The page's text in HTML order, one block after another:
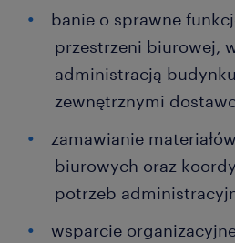
banie o sprawne
przestrzeni biurowej,
administracją
zewnętrznymi
zamawianie
biurowych oraz
potrzeb
wsparcie